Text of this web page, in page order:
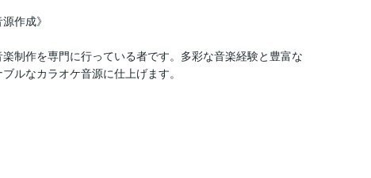
作成》
制作を専門に行っている者です。多彩な音楽経験と豊富な
ルなカラオケ音源に仕上げます。